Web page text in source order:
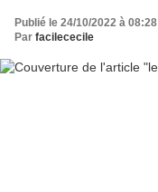
Publié le 24/10/2022 à 08:28
Par facilececile